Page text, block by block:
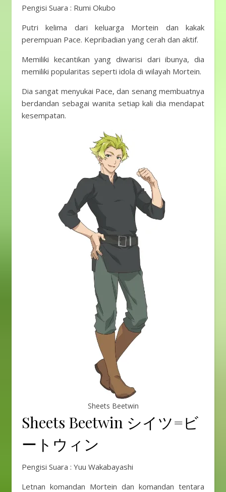
Pengisi Suara : Rumi Okubo
Putri kelima dari keluarga Mortein dan kakak
perempuan Pace. Kepribadian yang cerah dan aktif.
Memiliki kecantikan yang diwarisi dari ibunya, dia
memiliki popularitas seperti idola di wilayah Mortein.
Dia sangat menyukai Pace, dan senang membuatnya
berdandan sebagai wanita setiap kali dia mendapat
kesempatan.
Sheets Beetwin
Sheets Beetwin シイツ=ビ
ートウィン
Pengisi Suara : Yuu Wakabayashi
Letnan komandan Mortein dan komandan tentara